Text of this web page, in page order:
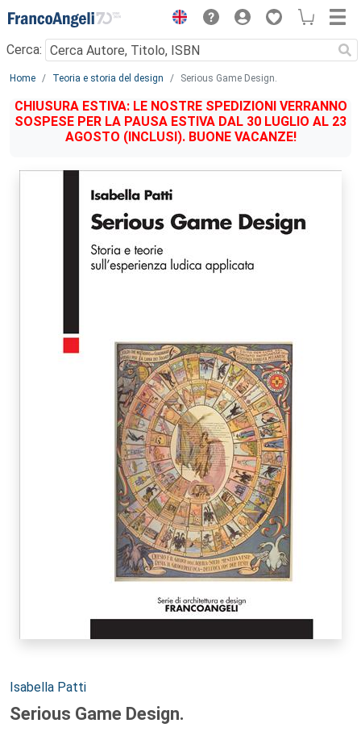
Menu
Cerca:
Main content
Home Teoria e storia del design Serious Game Design.
CHIUSURA ESTIVA: LE NOSTRE SPEDIZIONI VERRANNO
SOSPESE PER LA PAUSA ESTIVA DAL 30 LUGLIO AL 23
AGOSTO (INCLUSI). BUONE VACANZE!
Autori:
Isabella Patti
Serious Game Design.